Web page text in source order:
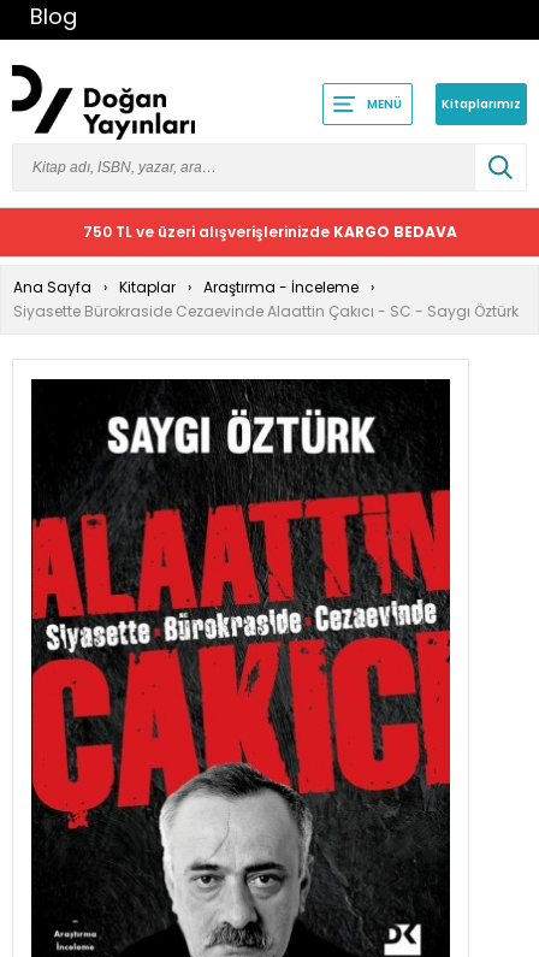
Blog
MENÜ Kitaplarımız
750 TL ve üzeri alışverişlerinizde KARGO BEDAVA
Ana Sayfa Kitaplar
Araştırma - İnceleme
Siyasette Bürokraside Cezaevinde Alaattin Çakıcı - SC - Saygı Öztürk